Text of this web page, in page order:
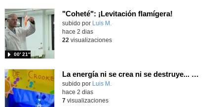
"Coheté": ¡Levitación flamígera!
Contenido educativo.
subido por Luis M.
00′ 21″
hace 2 dias
22 visualizaciones
La energía ni se crea ni se destruye... ¡se experimenta! El Tierno en la Feria Madrid es Ciencia 2026
Contenido educativo.
subido por Luis M.
hace 2 dias
7visualizaciones